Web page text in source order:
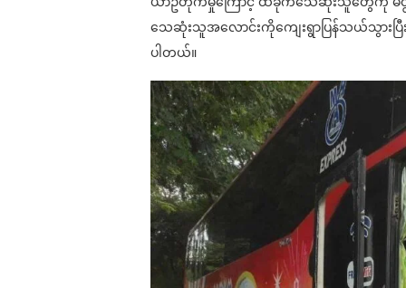
သေဆုံးသူအလောင်းကိုကျေးရွာပြန်သယ်သွာ
ပါတယ်။